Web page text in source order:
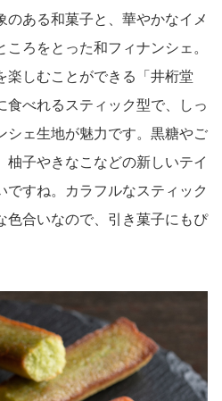
のある和菓子と、華やかなイメ
ろをとった和フィナンシェ。
楽しむことができる「井桁堂
食べれるスティック型で、しっ
シェ生地が魅力です。黒糖やご
柚子やきなこなどの新しいテイ
ですね。カラフルなスティック
色合いなので、引き菓子にもぴ